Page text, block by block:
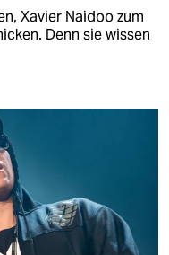
Xavier Naidoo zum
Denn sie wissen